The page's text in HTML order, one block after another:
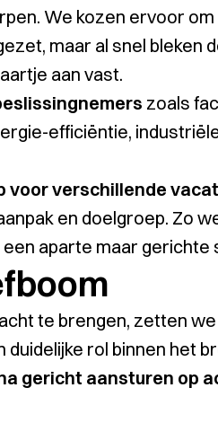
We kozen ervoor om
maar al snel bleken
aan vast.
zoals
efficiëntie,
voor verschillende
en doelgroep. Zo
aparte maar gerichte
te brengen, zetten
duidelijke rol binnen het
gericht aansturen op